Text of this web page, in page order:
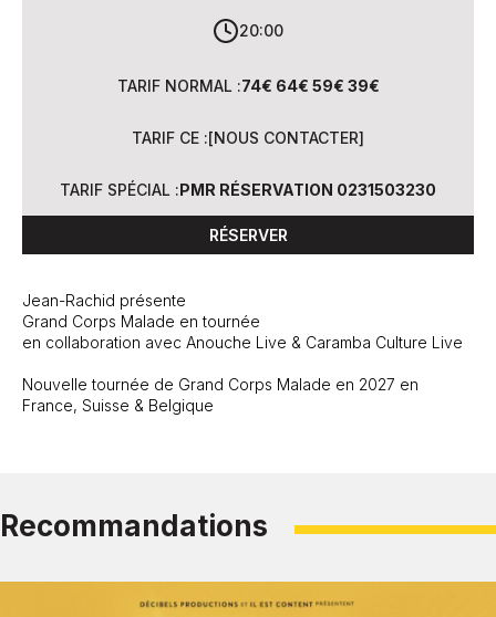
Jean-Rachid présente
Grand Corps Malade en tournée
en collaboration avec Anouche Live & Caramba Culture Live
Nouvelle tournée de Grand Corps Malade en 2027 en
France, Suisse & Belgique
20:00
TARIF NORMAL :74€ 64€ 59€ 39€
TARIF CE :[NOUS CONTACTER]
TARIF SPÉCIAL :PMR RÉSERVATION 0231503230
RÉSERVER
Recommandations